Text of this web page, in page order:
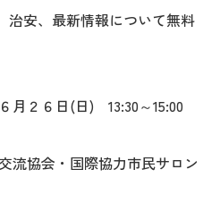
治安、最新情報について無料
２６日(日) 13:30～15:00
会・国際協力市民サロン